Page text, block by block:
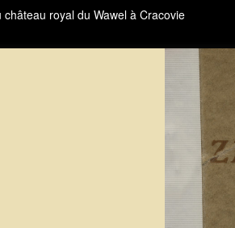
royal du Wawel à Cracovie